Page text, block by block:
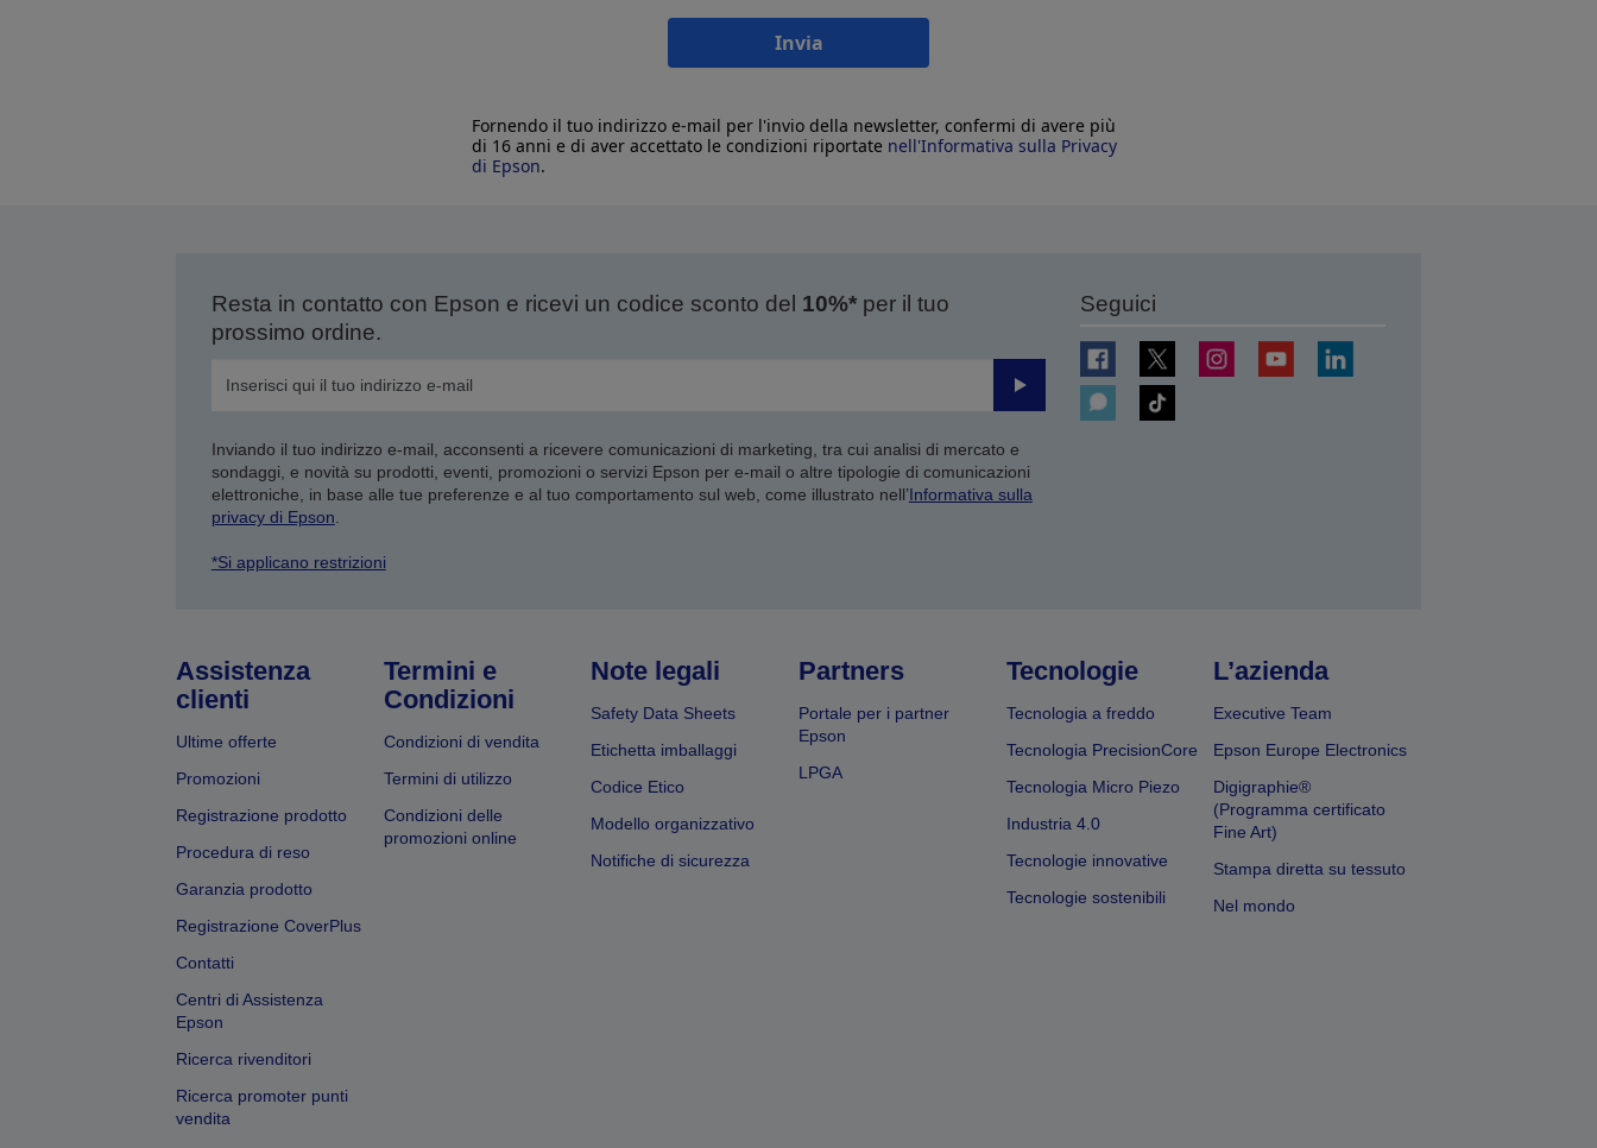
Invia
Fornendo il tuo indirizzo e-mail per l'invio della newsletter, confermi di avere più
di 16 anni e di aver accettato le condizioni riportate nell'Informativa sulla Privacy
di Epson.
Resta in contatto con Epson e ricevi un codice sconto del 10%*per il tuo
prossimo ordine.
Invia
Inviando il tuo indirizzo e-mail, acconsenti a ricevere comunicazioni di marketing, tra cui analisi di mercato e
sondaggi, e novità su prodotti, eventi, promozioni o servizi Epson per e-mail o altre tipologie di comunicazioni
elettroniche, in base alle tue preferenze e al tuo comportamento sul web, come illustrato nell’Informativa sulla
privacy di Epson
*Si applicano restrizioni
Seguici
Assistenza
clienti
Ultime offerte
Promozioni
Registrazione prodotto
Procedura di reso
Garanzia prodotto
Registrazione CoverPlus
Contatti
Centri di Assistenza
Epson
Ricerca rivenditori
Ricerca promoter punti
vendita
Termini e
Condizioni
Condizioni di vendita
Termini di utilizzo
Condizioni delle
promozioni online
Note legali
Safety Data Sheets
Etichetta imballaggi
Codice Etico
Modello organizzativo
Notifiche di sicurezza
Partners
Portale per i partner
Epson
LPGA
Tecnologie
Tecnologia a freddo
Tecnologia PrecisionCore
Tecnologia Micro Piezo
Industria 4.0
Tecnologie innovative
Tecnologie sostenibili
L’azienda
Executive Team
Epson Europe Electronics
Digigraphie®
(Programma certificato
Fine Art)
Stampa diretta su tessuto
Nel mondo